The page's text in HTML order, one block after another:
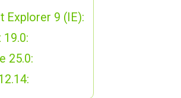
Explorer 9 (IE):
19.0:
25.0: